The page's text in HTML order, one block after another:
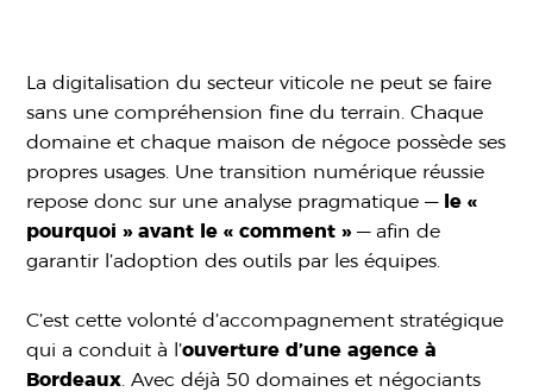
La digitalisation du secteur viticole ne peut se faire
sans une compréhension fine du terrain. Chaque
domaine et chaque maison de négoce possède ses
propres usages. Une transition numérique réussie
repose donc sur une analyse pragmatique — le «
pourquoi » avant le « comment »— afin de
garantir l’adoption des outils par les équipes.
C’est cette volonté d’accompagnement stratégique
qui a conduit à l’ouverture d’une agence à
Bordeaux. Avec déjà 50 domaines et négociants